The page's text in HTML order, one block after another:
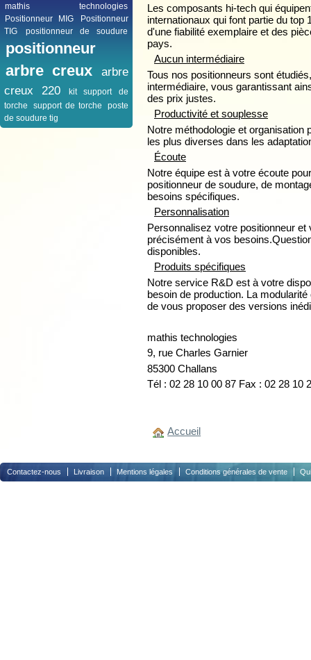
mathis technologies
Positionneur MIG
Positionneur
TIG
positionneur de soudure
positionneur
arbre creux
arbre
creux 220
kit support de
torche
support de torche
poste
de soudure tig
Les composants hi-tech qui
internationaux qui font partie du
d'une fiabilité exemplaire et des
pays.
Aucun intermédiaire
Tous nos positionneurs sont
intermédiaire, vous garantissant
des prix justes.
Productivité et souplesse
Notre méthodologie et organisation
les plus diverses dans les
Écoute
Notre équipe est à votre écoute
positionneur de soudure, de
besoins spécifiques.
Personnalisation
Personnalisez votre positionneur
précisément à vos
disponibles.
Produits spécifiques
Notre service R&D est à votre
besoin de production. La
de vous proposer des versions
mathis technologies
9, rue Charles Garnier
85300 Challans
Tél : 02 28 10 00 87 Fax : 02 28 10
Accueil
Contactez-nous Livraison Mentions légales Conditions générales de vente